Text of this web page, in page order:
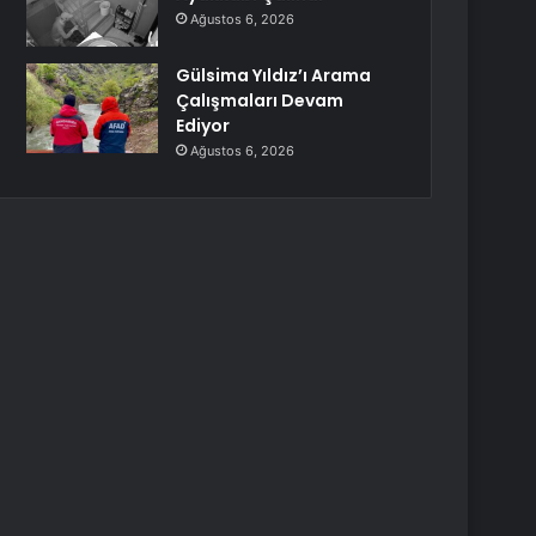
Ağustos 6, 2026
Gülsima Yıldız’ı Arama
Çalışmaları Devam
Ediyor
Ağustos 6, 2026